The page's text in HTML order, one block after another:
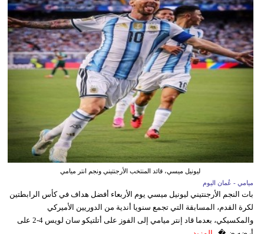
ليونيل ميسي، قائد المنتخب الأرجنتيني ونجم انتر ميامي
ميامي - عُمان اليوم
بات النجم الأرجنتيني ليونيل ميسي يوم الأربعاء أفضل هداف في كأس الرابطتين
لكرة القدم، المسابقة التي تجمع سنويا أندية من الدوريين الأميركي
والمكسيكي، بعدما قاد إنتر ميامي إلى الفوز على أتلتيكو سان لويس 4-2 على